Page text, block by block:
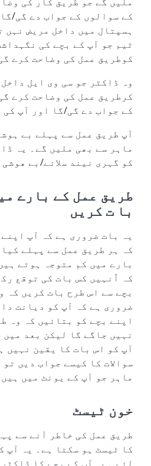
کے سوالوں کے جواب دے گی/
ہسپتال میں داخل مریض نہں
ٹیم جو آپ کے بچے کی
کوطریق عمل کی وضاحت کرے
وہ ڈاکٹر جو سی وی ایل
کرطریق عمل کی وضاحت کرے
کے جواب دے گی/گا اور آپ کی
آپ طریق عمل سے پہلے بے
ماہر سے بھی ملیں گے۔ یہ
کو گہری نیند سلانے/بے
طریق عمل کے بارے
با ت کریں
یہ بات ضروری ہے کہ آپ
کہ ہر طریق عمل سے پہلے
بارے میں کم متوجہ ہوتے
کہ اُنہیں کس بات کی توقع
بچے سے اس طرح بات کریں کہ
ضروری ہے کہ آپ کو دیانت
اپنے بچے کو بتائیں کہ وہ
نہیں جاگے گا لیکن بعد میں
آپ کو اس بات کا یقین نہیں
سوالات کا کیسے جواب دیں
ماہر جو آپ کے یونٹ میں
خون ٹیسٹ
طریق عمل کی خاطر آنے سے
کا ٹیسٹ ہو سکتا ہے۔ یہ آپ
لئے ہے۔ آپ کے بچے کا